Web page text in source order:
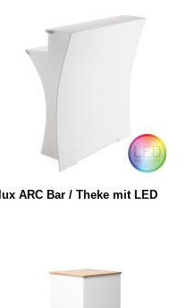
ARC Bar / Theke mit LED